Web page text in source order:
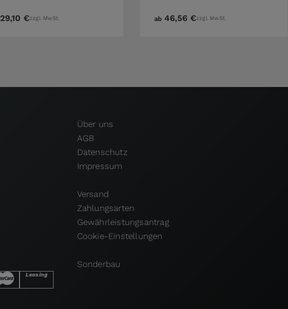
29,10 €zzgl. MwSt. ab 46,56 €zzgl. MwSt.
Über uns
AGB
Datenschutz
Impressum
Versand
Zahlungsarten
Gewährleistungsantrag
Cookie-Einstellungen
Sonderbau
Leasing